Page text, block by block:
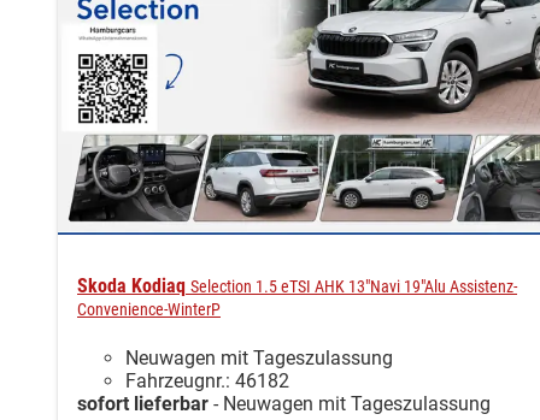
Skoda Kodiaq Selection 1.5 eTSI AHK 13"Navi 19"Alu Assistenz-
Convenience-WinterP
Neuwagen mit Tageszulassung
Fahrzeugnr.: 46182
sofort lieferbar
Neuwagen mit Tageszulassung